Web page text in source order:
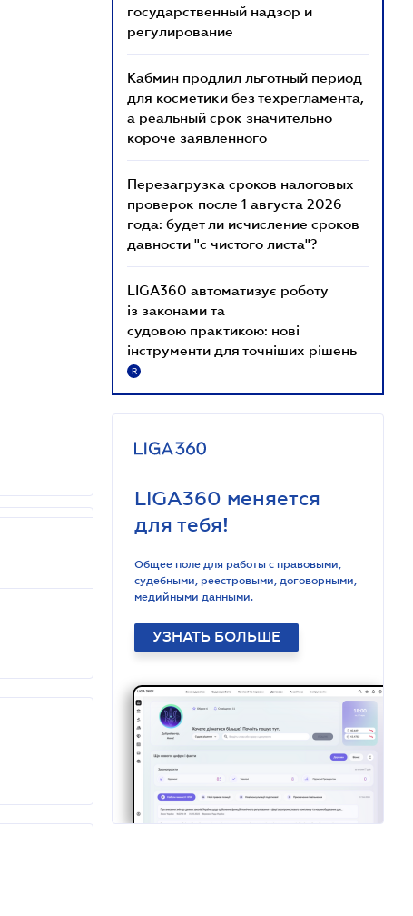
государственный надзор и
регулирование
Кабмин продлил льготный период
для косметики без техрегламента,
а реальный срок значительно
короче заявленного
Перезагрузка сроков налоговых
проверок после 1 августа 2026
года: будет ли исчисление сроков
давности "с чистого листа"?
LIGA360 автоматизує роботу
із законами та
судовою практикою: нові
інструменти для точніших рішень
R
LIGA360 меняется
для тебя!
Общее поле для работы с правовыми,
судебными, реестровыми, договорными,
медийными данными.
УЗНАТЬ БОЛЬШЕ